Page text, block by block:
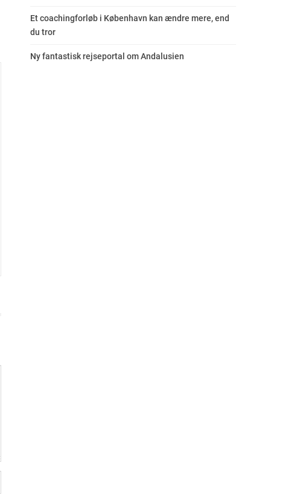
Et coachingforløb i København kan ændre mere, end
du tror
Ny fantastisk rejseportal om Andalusien